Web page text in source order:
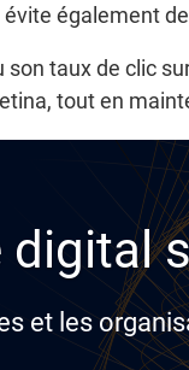
également
taux de clic
tout en
digital
et les